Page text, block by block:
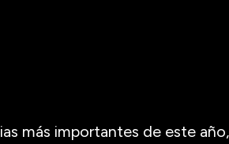
más importantes de este